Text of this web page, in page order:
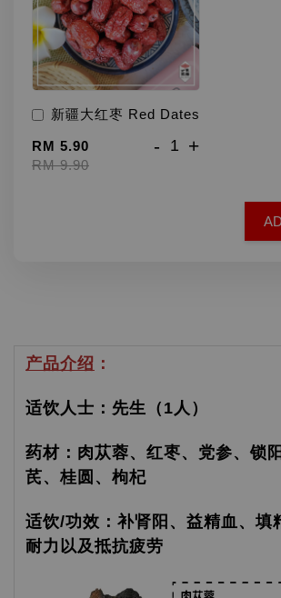
新疆大红枣 Red Dates
RM 5.90
RM 9.90
- +
产品介绍 ：
适饮人士：先生（1人）
药材：肉苁蓉、红枣、党参、锁
芪、桂圆、枸杞
适饮/功效：补肾阳、益精血、填
耐力以及抵抗疲劳